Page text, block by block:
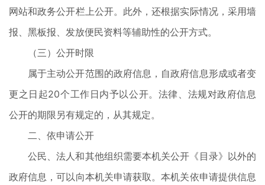
网站和政务公开栏上公开。此外，还根据实际情况，采用墙
报、黑板报、发放便民资料等辅助性的公开方式。
（三）公开时限
属于主动公开范围的政府信息，自政府信息形成或者变
更之日起20个工作日内予以公开。法律、法规对政府信息
公开的期限另有规定的，从其规定。
二、依申请公开
公民、法人和其他组织需要本机关公开《目录》以外的
政府信息，可以向本机关申请获取。本机关依申请提供信息